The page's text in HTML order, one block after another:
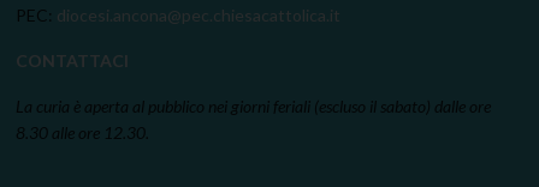
PEC: diocesi.ancona@pec.chiesacattolica.it
CONTATTACI
La curia è aperta al pubblico nei giorni feriali (escluso il sabato) dalle ore
8.30 alle ore 12.30.